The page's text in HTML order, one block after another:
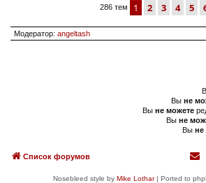
286 тем 1 2 3 4 5
Модератор: angeltash
Вы не
Вы не можете
Вы не
Вы не
Список форумов
Nosebleed style by Mike Lothar| Ported to